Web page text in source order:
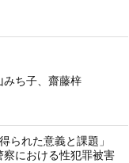
みち子、齋藤梓
られた意義と課題」
察における性犯罪被害